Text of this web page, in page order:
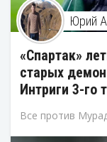
Юрий
«Спартак»
старых
Интриги 3-го
Все против